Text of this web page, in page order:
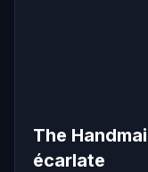
The
écarlate